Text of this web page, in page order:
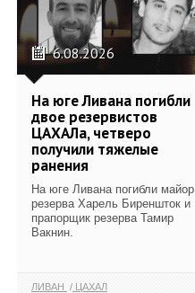
6.08.2026
На юге Ливана погибли
двое резервистов
ЦАХАЛа, четверо
получили тяжелые
ранения
На юге Ливана погибли майор
резерва Харель Биреншток и
прапорщик резерва Тамир
Вакнин.
ЛИВАН ЦАХАЛ